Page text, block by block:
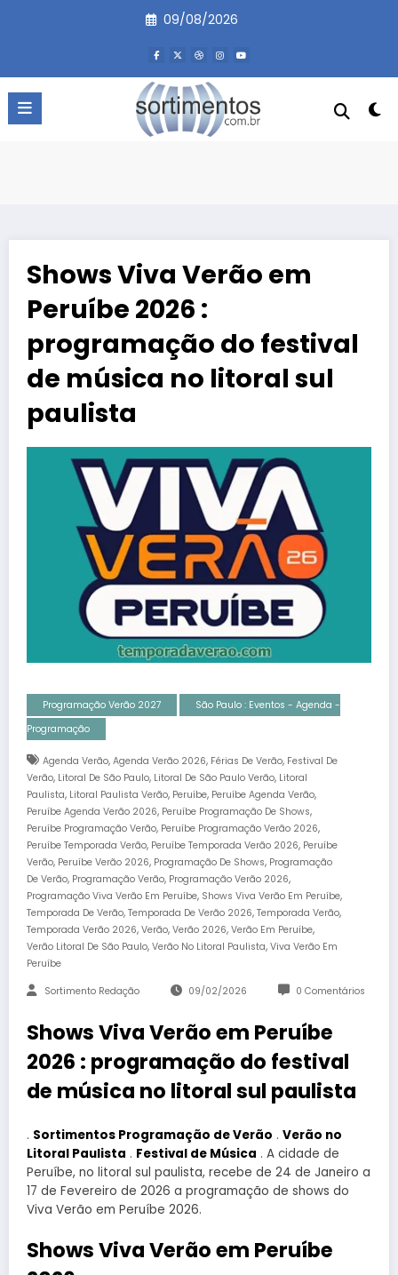
09/08/2026
Shows Viva Verão em
Peruíbe 2026 :
programação do festival
de música no litoral sul
paulista
Programação Verão 2027
São Paulo : Eventos - Agenda -
Programação
Agenda Verão, Agenda Verão 2026, Férias De Verão, Festival De
Verão, Litoral De São Paulo, Litoral De São Paulo Verão, Litoral
Paulista, Litoral Paulista Verão, Peruíbe, Peruíbe Agenda Verão,
Peruíbe Agenda Verão 2026, Peruíbe Programação De Shows,
Peruíbe Programação Verão, Peruíbe Programação Verão 2026,
Peruíbe Temporada Verão, Peruíbe Temporada Verão 2026, Peruíbe
Verão, Peruíbe Verão 2026, Programação De Shows, Programação
De Verão, Programação Verão, Programação Verão 2026,
Programação Viva Verão Em Peruíbe, Shows Viva Verão Em Peruíbe,
Temporada De Verão, Temporada De Verão 2026, Temporada Verão,
Temporada Verão 2026, Verão, Verão 2026, Verão Em Peruíbe,
Verão Litoral De São Paulo, Verão No Litoral Paulista, Viva Verão Em
Peruíbe
Sortimento Redação 09/02/2026 0 Comentários
Shows Viva Verão em Peruíbe
2026 : programação do festival
de música no litoral sul paulista
. Sortimentos Programação de Verão . Verão no
Litoral Paulista . Festival de Música . A cidade de
Peruíbe, no litoral sul paulista, recebe de 24 de Janeiro a
17 de Fevereiro de 2026 a programação de shows do
Viva Verão em Peruíbe 2026.
Shows Viva Verão em Peruíbe